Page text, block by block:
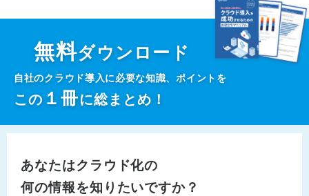
無料ダウンロード
自社のクラウド導入に必要な知識、ポイントを
この １冊に総まとめ！
あなたはクラウド化の
何の情報を知りたいですか？